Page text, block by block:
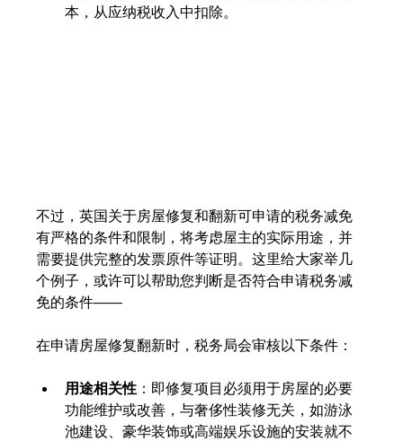
本，从应纳税收入中扣除。
不过，英国关于房屋修复和翻新可申请的税务减免
有严格的条件和限制，将考虑屋主的实际用途，并
需要提供完整的发票原件等证明。这里给大家举几
个例子，或许可以帮助您判断是否符合申请税务减
免的条件——
在申请房屋修复翻新时，税务局会审核以下条件：
用途相关性 ：即修复项目必须用于房屋的必要
功能维护或改善，与奢侈性装修无关，如游泳
池建设、豪华装饰或高端娱乐设施的安装就不